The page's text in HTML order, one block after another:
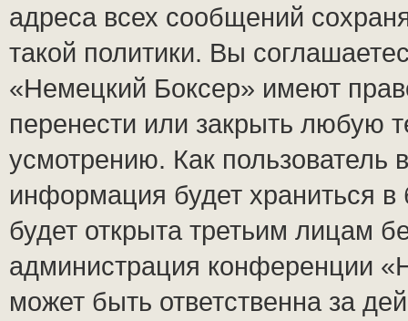
адреса всех сообщений
такой политики. Вы
«Немецкий Боксер» имеют
перенести или закрыть любую
усмотрению. Как пользователь
информация будет храниться
будет открыта третьим лицам
администрация конференции
может быть ответственна за